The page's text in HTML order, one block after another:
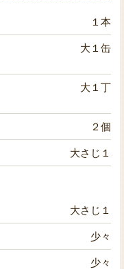
１本
大１缶
大１丁
２個
大さじ１
大さじ１
少々
少々